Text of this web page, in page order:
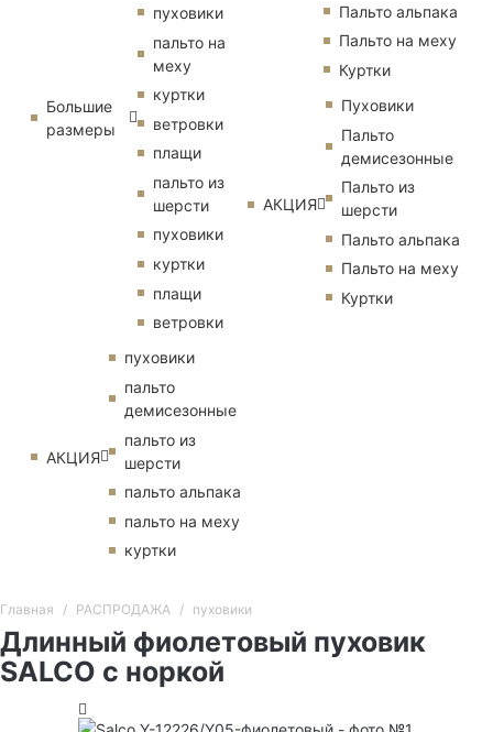
Большие
размеры
пуховики
пальто на
меху
куртки
ветровки
плащи
пальто из
шерсти
пуховики
куртки
плащи
ветровки
АКЦИЯ
пуховики
пальто
демисезонные
пальто из
шерсти
пальто альпака
пальто на меху
куртки
Пальто альпака
Пальто на меху
Куртки
АКЦИЯ
Пуховики
Пальто
демисезонные
Пальто из
шерсти
Пальто альпака
Пальто на меху
Куртки
Главная РАСПРОДАЖА пуховики
Длинный фиолетовый пуховик
SALCO с норкой